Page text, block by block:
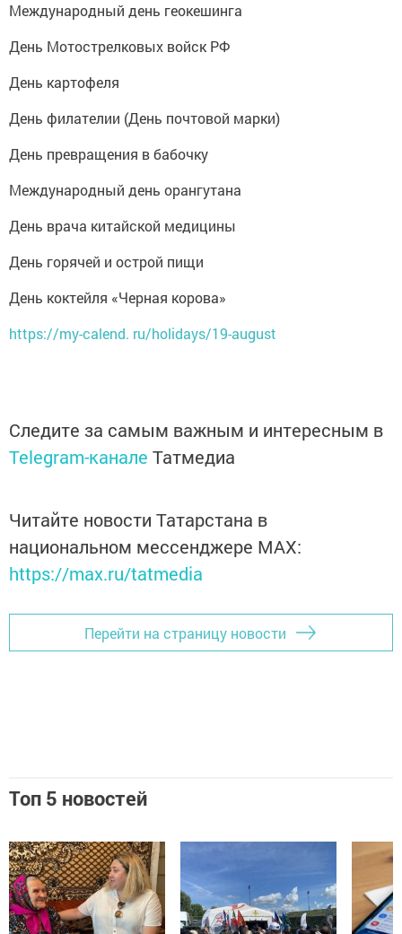
Международный день геокешинга
День Мотострелковых войск РФ
День картофеля
День филателии (День почтовой марки)
День превращения в бабочку
Международный день орангутана
День врача китайской медицины
День горячей и острой пищи
День коктейля «Черная корова»
https://my-calend. ru/holidays/19-august
Следите за самым важным и интересным в
Telegram-канале Татмедиа
Читайте новости Татарстана в
национальном мессенджере MАХ:
https://max.ru/tatmedia
Перейти на страницу новости
Топ 5 новостей